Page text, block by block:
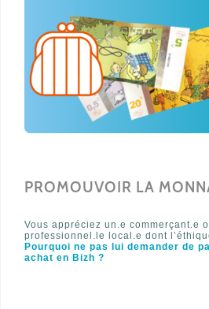
PROMOUVOIR LA
Vous appréciez un.e commerçant.e
professionnel.le local.e dont
Pourquoi ne pas lui demander de
achat en Bizh ?